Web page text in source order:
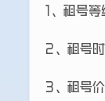
1、租号
2、租号
3、租号